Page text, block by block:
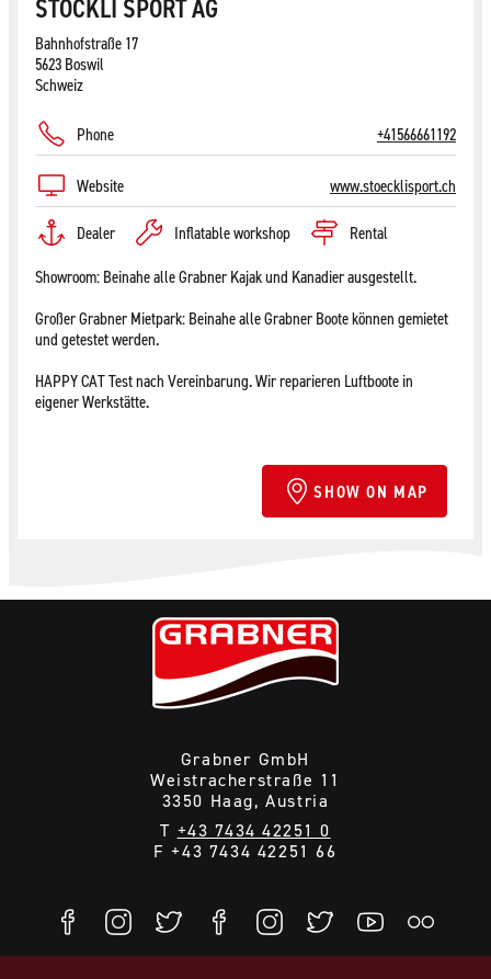
STÖCKLI SPORT AG
Bahnhofstraße 17
5623 Boswil
Schweiz
Phone +41566661192
Website www.stoecklisport.ch
Dealer Inflatable workshop
Rental
Showroom: Beinahe alle Grabner Kajak und Kanadier ausgestellt.
Großer Grabner Mietpark: Beinahe alle Grabner Boote können gemietet
und getestet werden.
HAPPY CAT Test nach Vereinbarung. Wir reparieren Luftboote in
eigener Werkstätte.
SHOW ON MAP
Grabner GmbH
Weistracherstraße 11
3350 Haag, Austria
T +43 7434 42251 0
F +43 7434 42251 66